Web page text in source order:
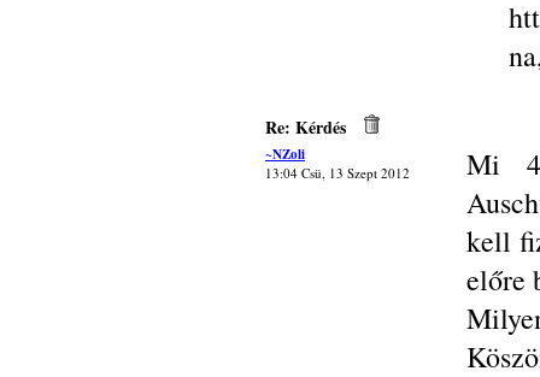
Re: Kérdés
~NZoli
13:04 Csü, 13 Szept 2012
Mi
kell
előre